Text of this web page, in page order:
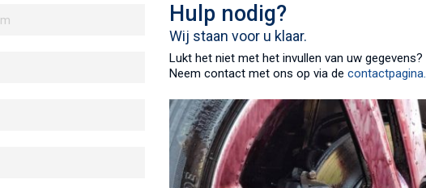
Hulp nodig?
Wij staan voor u klaar.
Lukt het niet met het invullen van uw gegevens?
Neem contact met ons op via de contactpagina.